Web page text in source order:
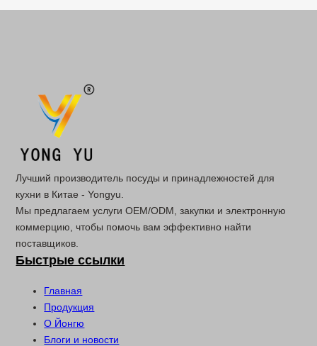
Лучший производитель посуды и принадлежностей для
кухни в Китае - Yongyu.
Мы предлагаем услуги OEM/ODM, закупки и электронную
коммерцию, чтобы помочь вам эффективно найти
поставщиков.
Быстрые ссылки
Главная
Продукция
О Йонгю
Блоги и новости